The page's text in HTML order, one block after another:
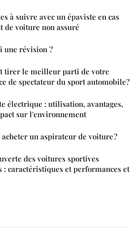
à suivre avec un épaviste en cas
de voiture non assuré
une révision ?
tirer le meilleur parti de votre
de spectateur du sport automobile?
électrique : utilisation, avantages,
sur l'environnement
un aspirateur de voiture ?
des voitures sportives
: caractéristiques et performances et